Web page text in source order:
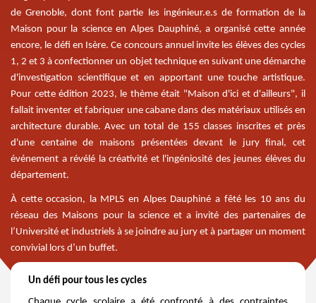
de Grenoble, dont font partie les ingénieur.e.s de formation de la
Maison pour la science en Alpes Dauphiné, a organisé cette année
encore, le défi en Isère. Ce concours annuel invite les élèves des cycles
1, 2 et 3 à confectionner un objet technique en suivant une démarche
d'investigation scientifique et en apportant une touche artistique.
Pour cette édition 2023, le thème était "Maison d'ici et d'ailleurs", il
fallait inventer et fabriquer une cabane dans des matériaux utilisés en
architecture durable. Avec un total de 155 classes inscrites et près
d'une centaine de maisons présentées devant le jury final, cet
événement a révélé la créativité et l'ingéniosité des jeunes élèves du
département.
À cette occasion, la MPLS en Alpes Dauphiné a fêté les 10 ans du
réseau des Maisons pour la science et a invité des partenaires de
l’Université et industriels à se joindre au jury et à partager un moment
convivial lors d’un buffet.
Un défi pour tous les cycles